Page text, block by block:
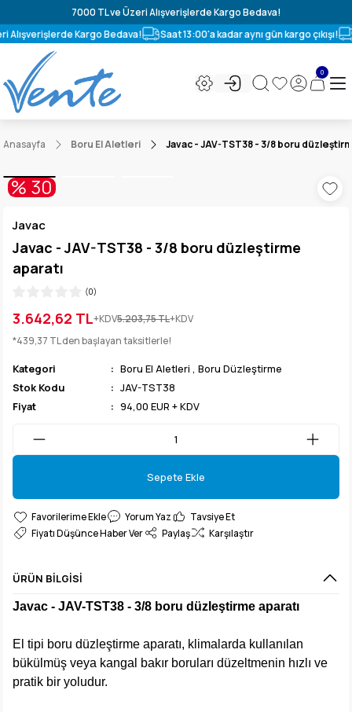
7000 TL ve Üzeri Alışverişlerde Kargo Bedava!
Alışverişlerde Kargo Bedava!
Saat 13:00'a kadar aynı gün kargo çıkışı!
0
Anasayfa Boru El Aletleri Javac - JAV-TST38 - 3/8 boru
% 30
Javac
Javac - JAV-TST38 - 3/8 boru düzleştirme
aparatı
(0)
3.642,62 TL+KDV5.203,75 TL+KDV
*439,37 TL den başlayan taksitlerle!
Kategori Boru El Aletleri , Boru Düzleştirme
Stok Kodu
JAV-TST38
Fiyat
94,00 EUR + KDV
Sepete Ekle
Sepete Ekle
Yorum Yaz
Tavsiye Et
Fiyatı Düşünce Haber Ver
Paylaş Karşılaştır
ÜRÜN BILGISI
Javac - JAV-TST38 - 3/8 boru düzleştirme aparatı
El tipi boru düzleştirme aparatı, klimalarda kullanılan
bükülmüş veya kangal bakır boruları düzeltmenin hızlı ve
pratik bir yoludur.